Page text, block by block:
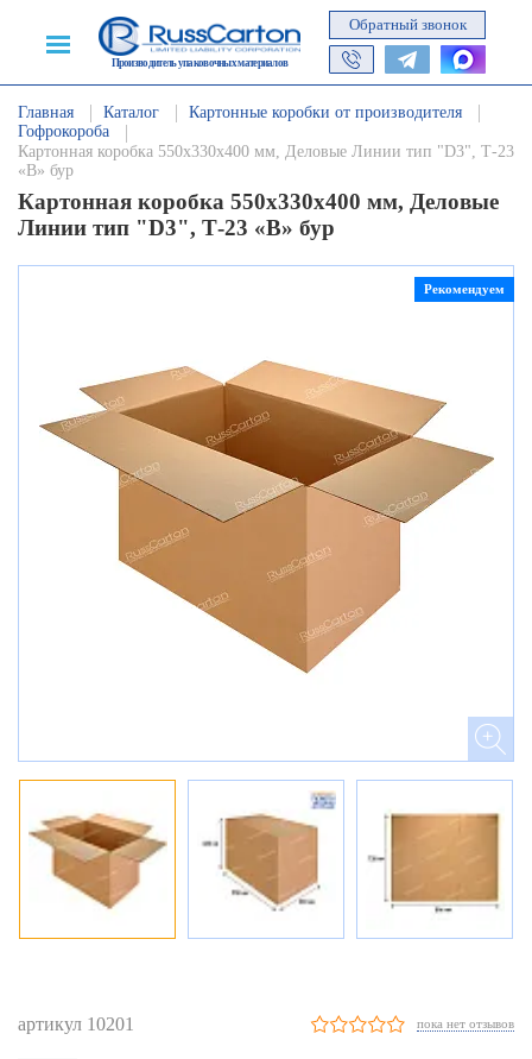
Производитель упаковочных материалов
Обратный звонок
Главная Каталог
Картонные коробки от производителя
Гофрокороба
Картонная коробка 550х330х400 мм, Деловые Линии тип "D3", Т-23
«В» бур
Картонная коробка 550х330х400 мм, Деловые
Линии тип "D3", Т-23 «В» бур
Рекомендуем
артикул 10201 пока нет отзывов